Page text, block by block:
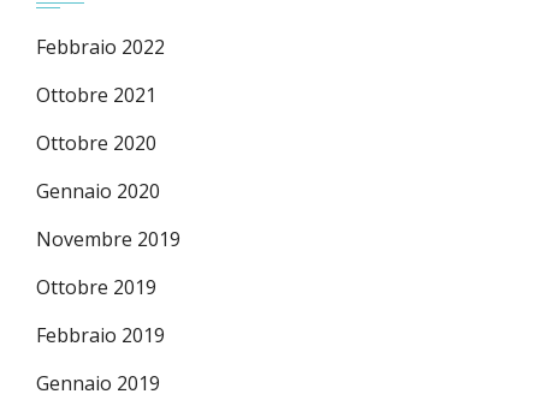
Febbraio 2022
Ottobre 2021
Ottobre 2020
Gennaio 2020
Novembre 2019
Ottobre 2019
Febbraio 2019
Gennaio 2019